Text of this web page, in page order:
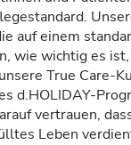
auf einem
wie wichtig es
True Care-
d.HOLIDAY-
vertrauen,
Leben